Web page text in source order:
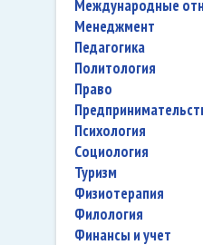
международные
менеджмент
педагогика
политология
право
психология
социология
туризм
физиотерапия
филология
финансы и учет